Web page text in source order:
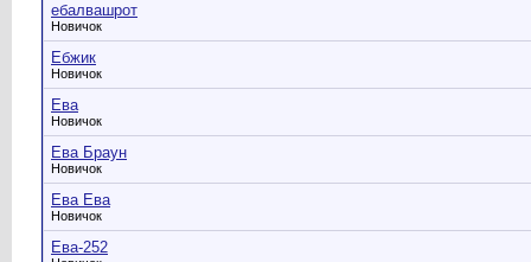
ебалвашрот
Новичок
Ебжик
Новичок
Ева
Новичок
Ева Браун
Новичок
Ева Ева
Новичок
Ева-252